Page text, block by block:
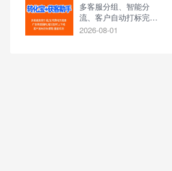
多客服分组、智能分
流、客户自动打标完整
设置步骤
2026-08-01